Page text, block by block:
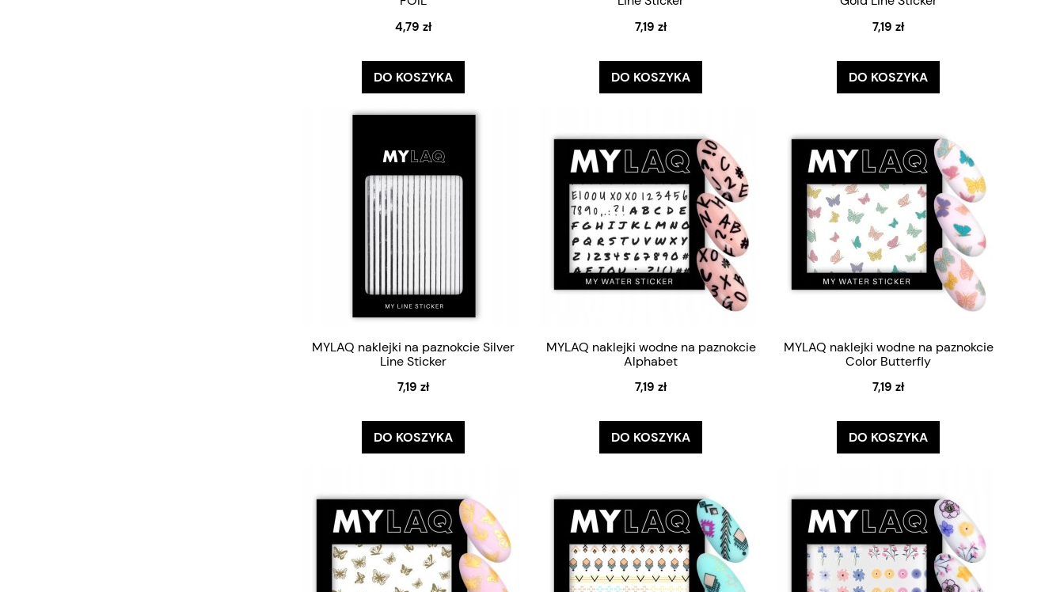
4,79 zł
DO KOSZYKA
7,19 zł
DO KOSZYKA
7,19 zł
DO KOSZYKA
MYLAQ naklejki na paznokcie Silver
Line Sticker
7,19 zł
DO KOSZYKA
MYLAQ naklejki wodne na paznokcie
Alphabet
7,19 zł
DO KOSZYKA
MYLAQ naklejki wodne na paznokcie
Color Butterfly
7,19 zł
DO KOSZYKA